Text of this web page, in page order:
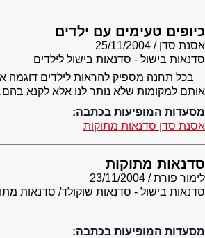
כיופים טעימים עם ילדים
אסנת סדן
25/11/2004
סדנאות בישול - סדנאות בישול לילדים
בכל תחנה מספיק להראות לילדים דוגמה
אותם למקומות שלא נותר לנו אלא לקנא בהם.
מסעדות המופיעות בכתבה:
אסנת סדן סדנאות מתוקות
סדנאות מתוקות
לימור פורת
23/11/2004
סדנאות בישול - סדנאות שוקולד/ סדנאות
מסעדות המופיעות בכתבה: